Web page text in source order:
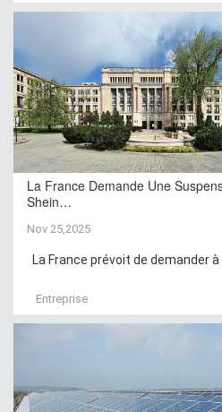
La France Demande Une
Shein…
Nov 25,2025
La France prévoit de demander à
Entreprise